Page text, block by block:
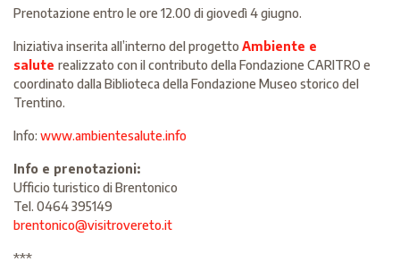
Prenotazione entro le ore 12.00 di giovedì 4 giugno.
Iniziativa inserita all’interno del progetto Ambiente e
salute realizzato con il contributo della Fondazione CARITRO e
coordinato dalla Biblioteca della Fondazione Museo storico del
Trentino.
Info: www.ambientesalute.info
Info e prenotazioni:
Ufficio turistico di Brentonico
Tel. 0464 395149
brentonico@visitrovereto.it
***